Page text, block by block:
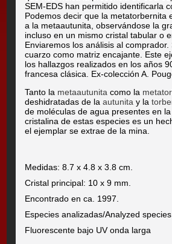
SEM-EDS han permitido identificarla
Podemos decir que la metatorbernita
a la metaautunita, observándose la
incluso en un mismo cristal tabular o
Enviaremos los análisis al
cuarzo como matriz encajante. Este
los hallazgos realizados en los años
francesa clásica. Ex-colección A.
Tanto la metaautunita como la
deshidratadas de laautunita y la
de moléculas de agua presentes en
cristalina de estas especies es un
el ejemplar se extrae de la mina.
Medidas: 8.7 x 4.8 x 3.8 cm.
Cristal principal: 10 x 9 mm.
Encontrado en ca. 1997.
Especies analizadas/Analyzed species
Fluorescente bajo UV onda larga